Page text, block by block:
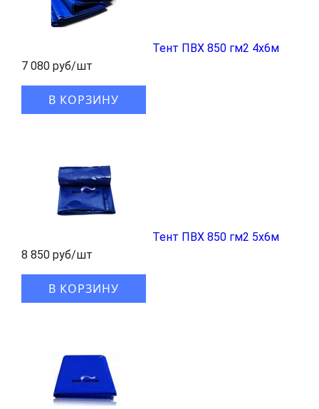
Тент ПВХ 850 гм2 4x6м
7 080 руб/шт
В КОРЗИНУ
Тент ПВХ 850 гм2 5x6м
8 850 руб/шт
В КОРЗИНУ